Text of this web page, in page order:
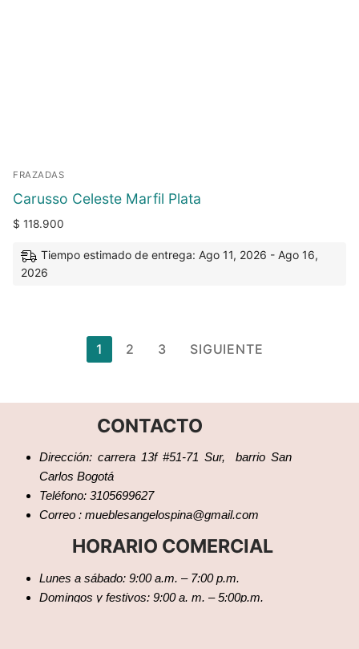
FRAZADAS
Carusso Celeste Marfil Plata
$ 118.900
Tiempo estimado de entrega: Ago 11, 2026 - Ago 16,
2026
1 2 3 SIGUIENTE
CONTACTO
Dirección: carrera 13f #51-71 Sur, barrio San
Carlos Bogotá
Teléfono: 3105699627
Correo : mueblesangelospina@gmail.com
HORARIO COMERCIAL
Lunes a sábado: 9:00 a.m. – 7:00 p.m.
Domingos y festivos: 9:00 a. m. – 5:00p.m.